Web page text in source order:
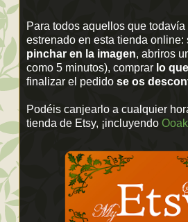
Para todos aquellos que
estrenado en esta tienda online:
pinchar en la imagen, abriros
como 5 minutos), comprar lo
finalizar el pedido se os
Podéis canjearlo a cualquier
tienda de Etsy, ¡incluyendo